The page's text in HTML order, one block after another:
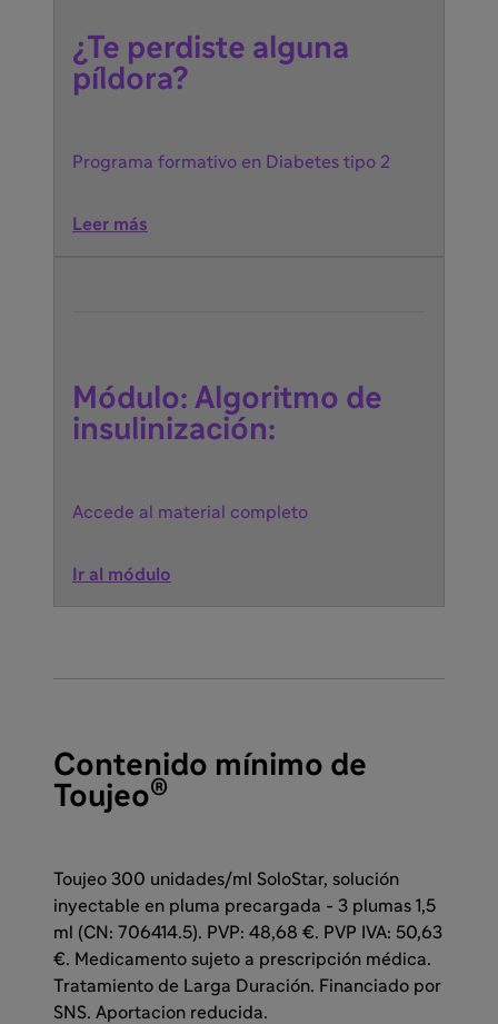
¿Te perdiste alguna
píldora?
Programa formativo en Diabetes tipo 2
Leer más
Módulo: Algoritmo de
insulinización:
Accede al material completo
Ir al módulo
Contenido mínimo de
Toujeo®
Toujeo 300 unidades/ml SoloStar, solución
inyectable en pluma precargada - 3 plumas 1,5
ml (CN: 706414.5). PVP: 48,68 €. PVP IVA: 50,63
€. Medicamento sujeto a prescripción médica.
Tratamiento de Larga Duración. Financiado por
SNS. Aportacion reducida.